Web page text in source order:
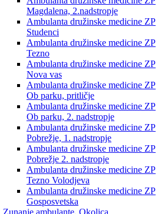
Magdalena, 2.nadstropje
Ambulanta družinske medicine ZP
Studenci
Ambulanta družinske medicine ZP
Tezno
Ambulanta družinske medicine ZP
Nova vas
Ambulanta družinske medicine ZP
Ob parku, pritličje
Ambulanta družinske medicine ZP
Ob parku, 2. nadstropje
Ambulanta družinske medicine ZP
Pobrežje, 1. nadstropje
Ambulanta družinske medicine ZP
Pobrežje 2. nadstropje
Ambulanta družinske medicine ZP
Tezno Volodjeva
Ambulanta družinske medicine ZP
Gosposvetska
Zunanje ambulante, Okolica